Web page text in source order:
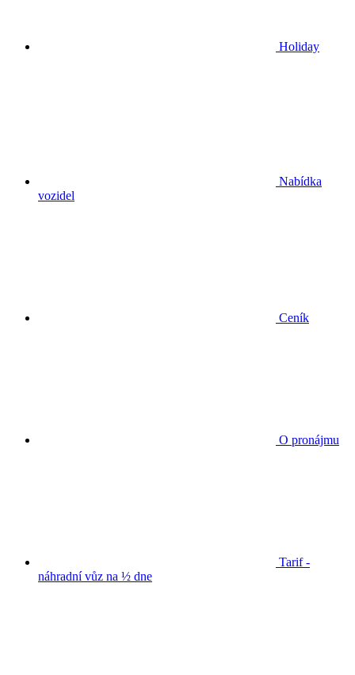
Holiday
Nabídka
vozidel
Ceník
O pronájmu
Tarif -
náhradní vůz na ½ dne